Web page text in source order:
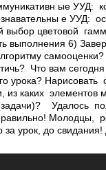
ые УУД:
е УУД:
выбор цветовой
выполнения 6)
Что вам
урока?
из каких
Удалось
Молодцы,
урок, до свидания!